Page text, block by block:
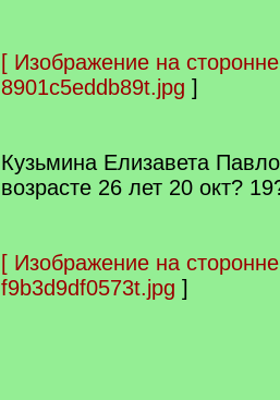
[ Изображение на
8901c5eddb89t.jpg ]
Кузьмина Елизавета
возрасте 26 лет 20 окт?
[ Изображение на
f9b3d9df0573t.jpg ]